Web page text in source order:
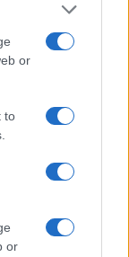
or
to
or